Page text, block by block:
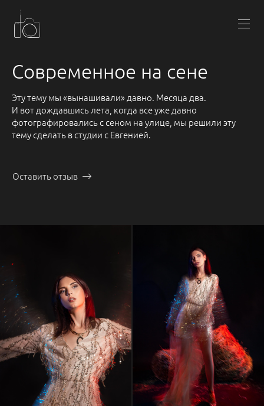
Современное на сене
Эту тему мы «вынашивали» давно. Месяца два.
И вот дождавшись лета, когда все уже давно
фотографировались с сеном на улице, мы решили эту
тему сделать в студии с Евгенией.
Оставить отзыв